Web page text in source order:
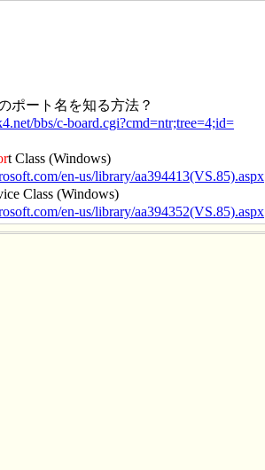
ポート名を知る方法？
bbs/c-board.cgi?cmd=ntr;tree=4;id=
t Class (Windows)
en-us/library/aa394413(VS.85).aspx
Class (Windows)
en-us/library/aa394352(VS.85).aspx